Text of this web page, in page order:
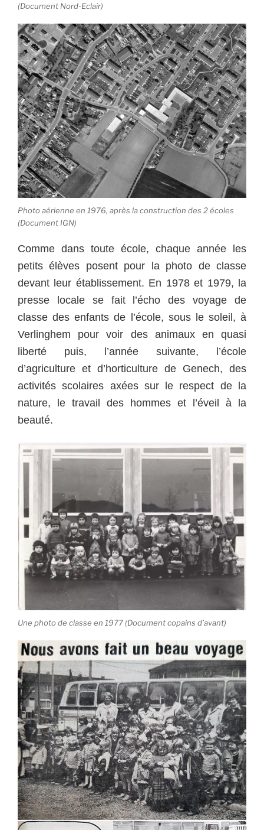
(Document Nord-Eclair)
Photo aérienne en 1976, après la construction des 2 écoles
(Document IGN)
Comme dans toute école, chaque année les
petits élèves posent pour la photo de classe
devant leur établissement. En 1978 et 1979, la
presse locale se fait l’écho des voyage de
classe des enfants de l’école, sous le soleil, à
Verlinghem pour voir des animaux en quasi
liberté puis, l’année suivante, l’école
d’agriculture et d’horticulture de Genech, des
activités scolaires axées sur le respect de la
nature, le travail des hommes et l’éveil à la
beauté.
Une photo de classe en 1977 (Document copains d’avant)